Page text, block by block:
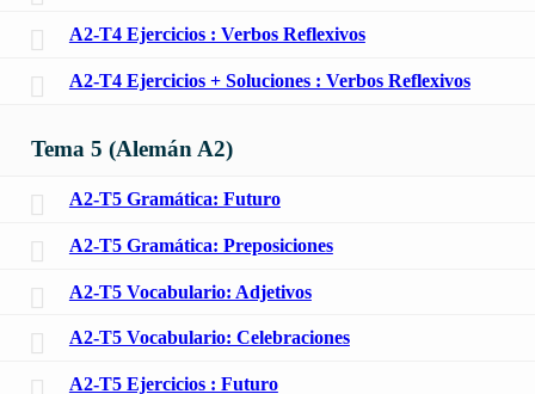
A2-T4 Ejercicios : Verbos Reflexivos
A2-T4 Ejercicios + Soluciones : Verbos Reflexivos
Tema 5 (Alemán A2)
A2-T5 Gramática: Futuro
A2-T5 Gramática: Preposiciones
A2-T5 Vocabulario: Adjetivos
A2-T5 Vocabulario: Celebraciones
A2-T5 Ejercicios : Futuro